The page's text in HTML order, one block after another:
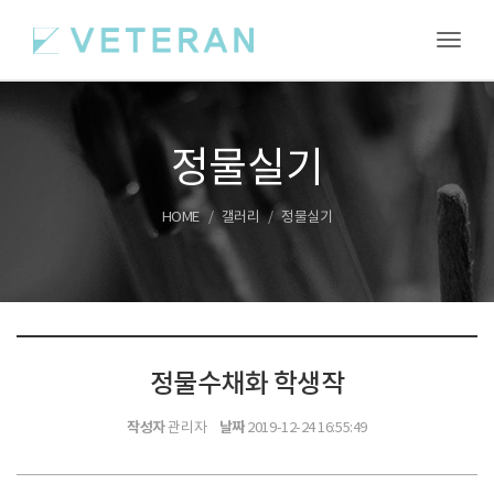
정물실기
HOME 갤러리 정물실기
정물수채화 학생작
작성자관리자 날짜2019-12-24 16:55:49